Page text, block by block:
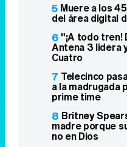
5 Muere a los
del área digital
6 "¡A todo
Antena 3 lidera
Cuatro
7 Telecinco
a la madrugada
prime time
8 Britney
madre porque
no en Dios